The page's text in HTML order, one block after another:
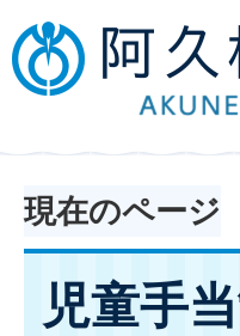
現在のページ
児童手